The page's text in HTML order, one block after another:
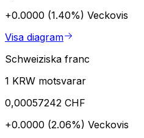
+0.0000 (1.40%) Veckovis
Visa diagram
Schweiziska franc
1 KRW motsvarar
0,00057242 CHF
+0.0000 (2.06%) Veckovis